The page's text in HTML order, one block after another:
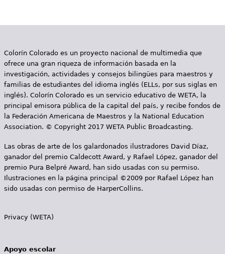
i
a
s
Colorín Colorado es un proyecto nacional de multimedia que
ofrece una gran riqueza de información basada en la
investigación, actividades y consejos bilingües para maestros y
familias de estudiantes del idioma inglés (ELLs, por sus siglas en
inglés). Colorín Colorado es un servicio educativo de WETA, la
principal emisora pública de la capital del país, y recibe fondos de
la Federación Americana de Maestros y la National Education
Association. © Copyright 2017 WETA Public Broadcasting.
Las obras de arte de los galardonados ilustradores David Díaz,
ganador del premio Caldecott Award, y Rafael López, ganador del
premio Pura Belpré Award, han sido usadas con su permiso.
Ilustraciones en la página principal ©2009 por Rafael López han
sido usadas con permiso de HarperCollins.
Privacy (WETA)
Apoyo escolar